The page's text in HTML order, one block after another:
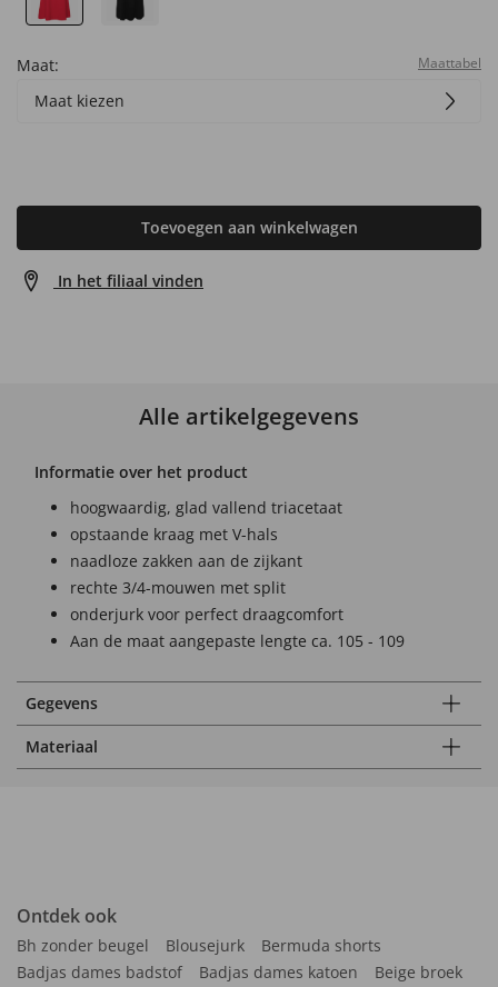
Maat: Maattabel
Maat kiezen
Toevoegen aan winkelwagen
In het filiaal vinden
Alle artikelgegevens
Informatie over het product
hoogwaardig, glad vallend triacetaat
opstaande kraag met V-hals
naadloze zakken aan de zijkant
rechte 3/4-mouwen met split
onderjurk voor perfect draagcomfort
Aan de maat aangepaste lengte ca. 105 - 109
Gegevens
Materiaal
Ontdek ook
Bh zonder beugel Blousejurk
Bermuda shorts
Badjas dames badstof
Badjas dames katoen
Beige broek